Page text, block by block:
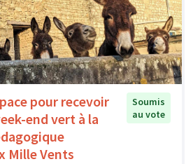
pour recevoir
end vert à la
Mille Vents
Soumis
au vote